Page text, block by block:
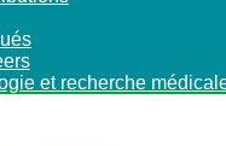
et recherche